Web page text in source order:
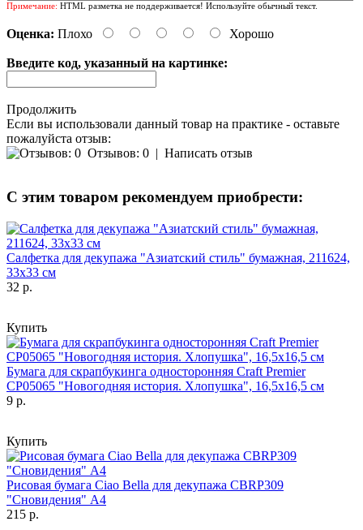
Примечание: HTML разметка не поддерживается! Используйте обычный текст.
Оценка: Плохо Хорошо
Введите код, указанный на картинке:
Продолжить
Если вы использовали данный товар на практике - оставьте
пожалуйста отзыв:
Отзывов: 0 | Написать отзыв
С этим товаром рекомендуем приобрести:
Салфетка для декупажа "Азиатский стиль" бумажная, 211624,
33х33 см
32 р.
Купить
Бумага для скрапбукинга односторонняя Craft Premier
CP05065 "Новогодняя история. Хлопушка", 16,5х16,5 см
9 р.
Купить
Рисовая бумага Ciao Bella для декупажа CBRP309
"Сновидения" А4
215 р.